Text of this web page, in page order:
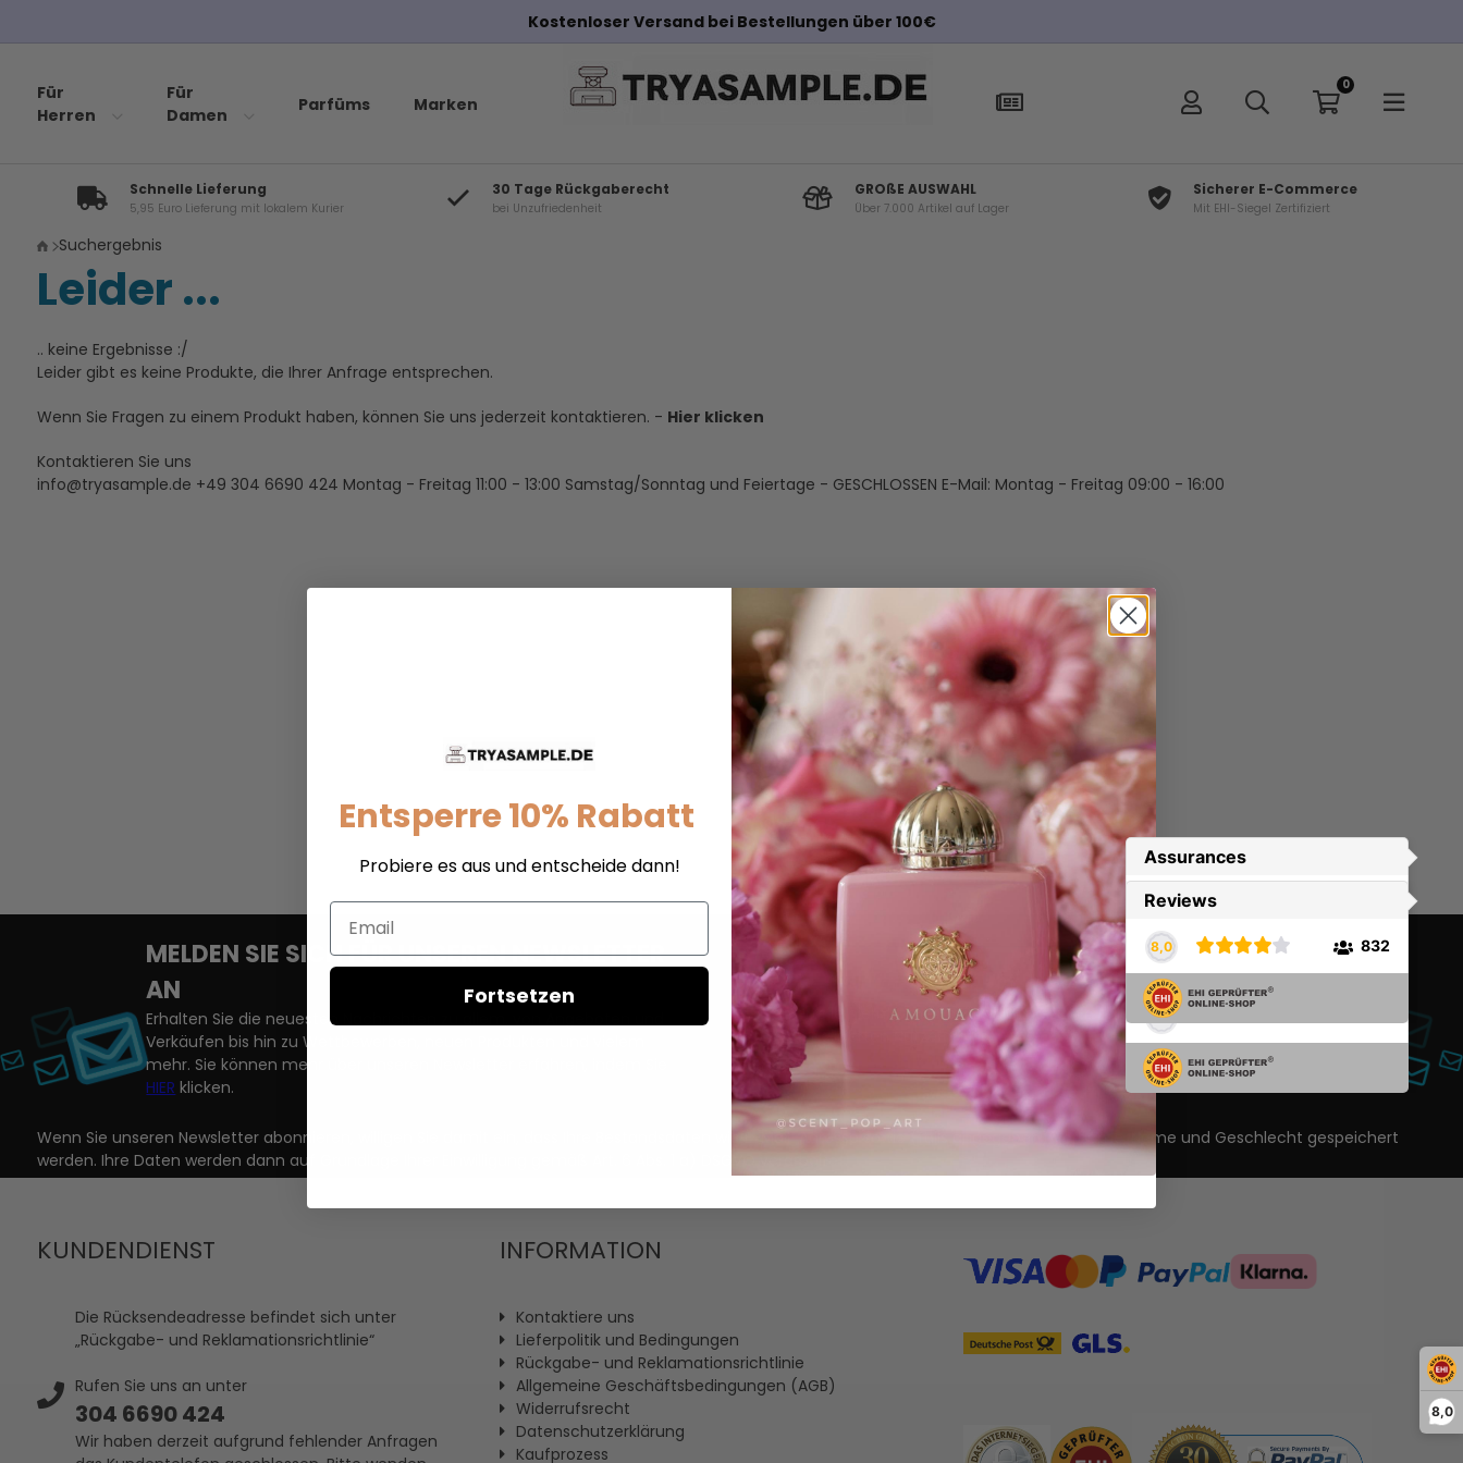
8,0
Kostenloser Versand bei Bestellungen über 100€
Für
Herren
Für
Damen
Parfüms Marken
0
Schnelle Lieferung
5,95 Euro Lieferung mit lokalem Kurier
30 Tage Rückgaberecht
bei Unzufriedenheit
GROßE AUSWAHL
Über 7.000 Artikel auf Lager
Sicherer E-Commerce
Mit EHI-Siegel Zertifiziert
Suchergebnis
Leider ...
.. keine Ergebnisse :/
Leider gibt es keine Produkte, die Ihrer Anfrage entsprechen.
Wenn Sie Fragen zu einem Produkt haben, können Sie uns jederzeit kontaktieren. - Hier klicken
Kontaktieren Sie uns
info@tryasample.de +49 304 6690 424 Montag - Freitag 11:00 - 13:00 Samstag/Sonntag und Feiertage - GESCHLOSSEN E-Mail: Montag - Freitag 09:00 - 16:00
MELDEN SIE SICH FÜR UNSEREN NEWSLETTER
AN
Erhalten Sie die neuesten Nachrichten zu allem, von Angeboten und
Verkäufen bis hin zu Wettbewerben, neuen Produkten und vielem
mehr. Sie können mehr über unseren Newsletter erfahren, indem Sie
HIER klicken.
Registrieren
Ich erteile hiermit meine Einwilligung zur Erstellung eines
personalisierten Nutzerprofils.
Wenn Sie unseren Newsletter abonnieren, willigen Sie damit ein, dass Ihre Bestandsdaten wie E-Mail-Adresse sowie (falls angegeben) Vorname, Name und Geschlecht gespeichert
werden. Ihre Daten werden dann auf Grundlage Ihrer Einwilligung gemäß Art. 6 Abs. 1 a) DSGVO verarbeitet.
KUNDENDIENST
Die Rücksendeadresse befindet sich unter
„Rückgabe- und Reklamationsrichtlinie“
Rufen Sie uns an unter
304 6690 424
Wir haben derzeit aufgrund fehlender Anfragen
INFORMATION
Kontaktiere uns
Lieferpolitik und Bedingungen
Rückgabe- und Reklamationsrichtlinie
Allgemeine Geschäftsbedingungen (AGB)
Widerrufsrecht
Datenschutzerklärung
Kaufprozess
Entsperre 10% Rabatt
Probiere es aus und entscheide dann!
Email
Fortsetzen